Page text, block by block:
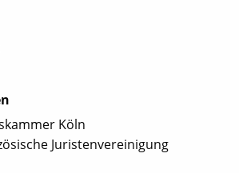
Köln
Juristenvereinigung